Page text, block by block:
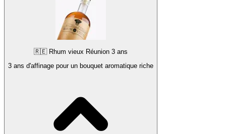
🇷🇪 Rhum vieux Réunion 3 ans
3 ans d'affinage pour un bouquet aromatique riche